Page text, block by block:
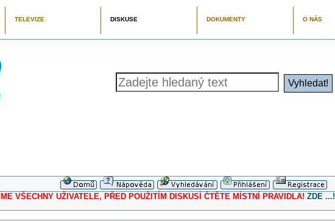
TELEVIZE DISKUSE DOKUMENTY O NÁS
UŽIVATELE, PŘED POUŽITÍM DISKUSÍ ČTĚTE MÍSTNÍ PRAVIDLA! ZDE ...!